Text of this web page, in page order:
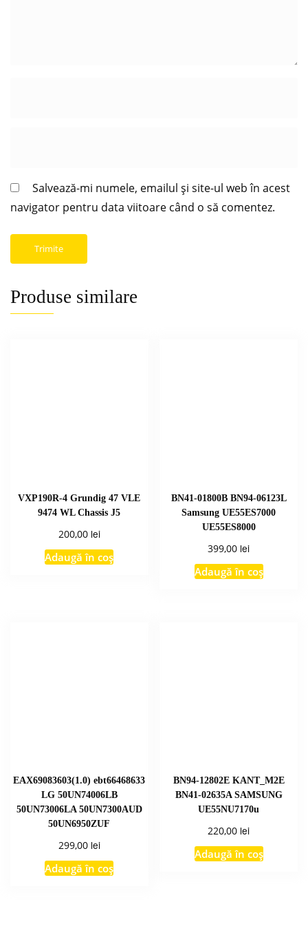
Salvează-mi numele, emailul și site-ul web în acest
navigator pentru data viitoare când o să comentez.
Produse similare
VXP190R-4 Grundig 47 VLE
9474 WL Chassis J5
200,00 lei
Adaugă în coș
BN41-01800B BN94-06123L
Samsung UE55ES7000
UE55ES8000
399,00 lei
Adaugă în coș
EAX69083603(1.0) ebt66468633
LG 50UN74006LB
50UN73006LA 50UN7300AUD
50UN6950ZUF
299,00 lei
Adaugă în coș
BN94-12802E KANT_M2E
BN41-02635A SAMSUNG
UE55NU7170u
220,00 lei
Adaugă în coș